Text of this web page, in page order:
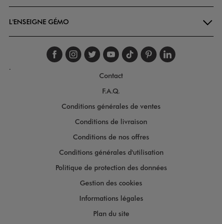
L'ENSEIGNE GÉMO
Suivez-nous sur
Suivez-nous sur
Suivez-nous sur
Suivez-nous
Suivez-nous
Suivez-
.
Contact
F.A.Q.
Conditions générales de ventes
Conditions de livraison
Conditions de nos offres
Conditions générales d'utilisation
Politique de protection des données
Gestion des cookies
Informations légales
Plan du site